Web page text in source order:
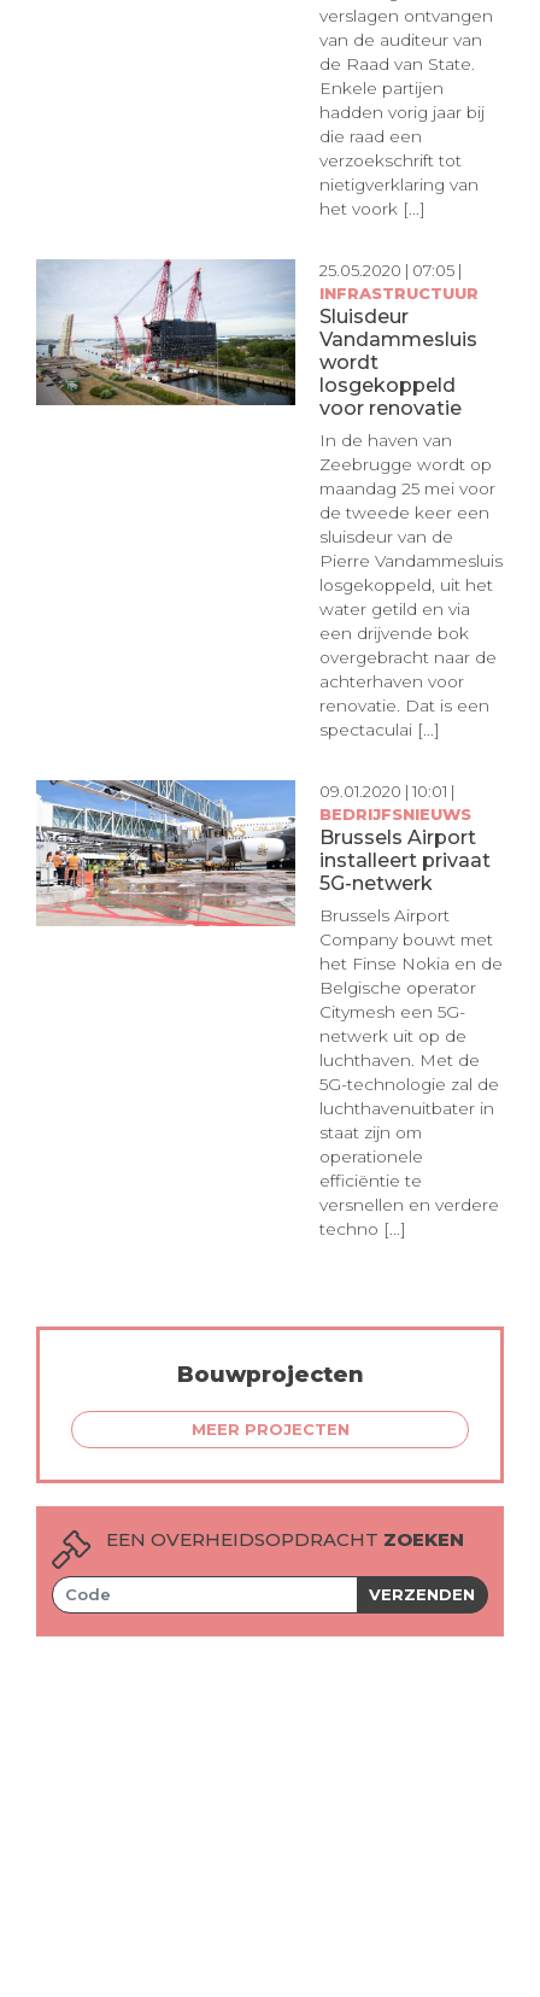
verslagen ontvangen
van de auditeur van
de Raad van State.
Enkele partijen
hadden vorig jaar bij
die raad een
verzoekschrift tot
nietigverklaring van
het voork [...]
25.05.2020 | 07:05 |
INFRASTRUCTUUR
Sluisdeur
Vandammesluis
wordt
losgekoppeld
voor renovatie
In de haven van
Zeebrugge wordt op
maandag 25 mei voor
de tweede keer een
sluisdeur van de
Pierre Vandammesluis
losgekoppeld, uit het
water getild en via
een drijvende bok
overgebracht naar de
achterhaven voor
renovatie. Dat is een
spectaculai [...]
09.01.2020 | 10:01 |
BEDRIJFSNIEUWS
Brussels Airport
installeert privaat
5G-netwerk
Brussels Airport
Company bouwt met
het Finse Nokia en de
Belgische operator
Citymesh een 5G-
netwerk uit op de
luchthaven. Met de
5G-technologie zal de
luchthavenuitbater in
staat zijn om
operationele
efficiëntie te
versnellen en verdere
techno [...]
Bouwprojecten
MEER PROJECTEN
EEN OVERHEIDSOPDRACHT ZOEKEN
VERZENDEN